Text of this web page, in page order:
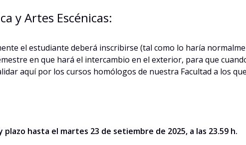
y Artes Escénicas:
el estudiante deberá inscribirse (tal como lo haría
en que hará el intercambio en el exterior, para que
aquí por los cursos homólogos de nuestra Facultad a los
hasta el martes 23 de setiembre de 2025, a las 23.59 h.